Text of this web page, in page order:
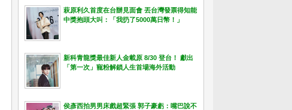
萩原利久首度在台辦見面會 丟台灣發票得知能
中獎抱頭大叫：「我扔了5000萬日幣！」
新科青龍獎最佳新人金載原 8/30 登台！ 獻出
「第一次」寵粉解鎖人生首場海外活動
侯彥西拍男男床戲超緊張 郭子豪虧：嘴巴說不